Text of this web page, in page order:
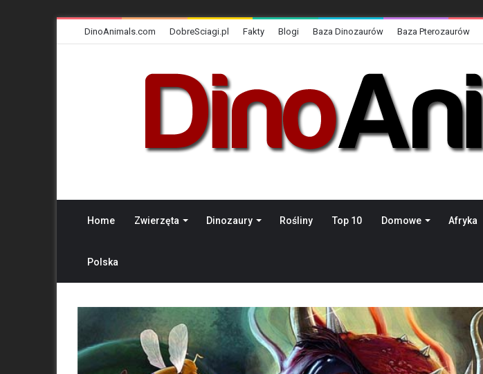
DinoAnimals.com DobreSciagi.pl Fakty Blogi Baza Dinozaurów Baza Pterozaurów
Home Zwierzęta Dinozaury Rośliny Top 10 Domowe Afryka
Polska